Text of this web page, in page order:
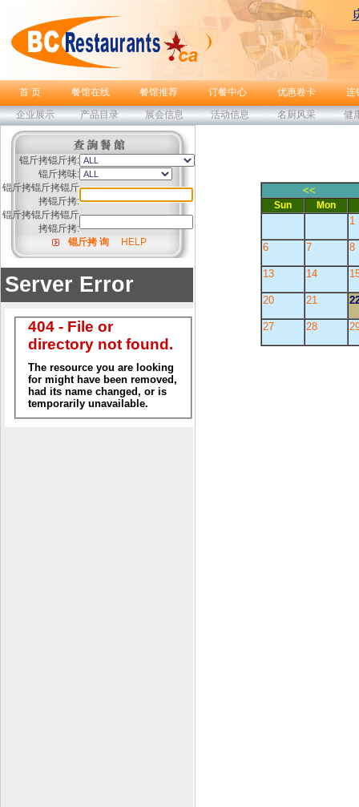
首 页 餐馆在线 餐馆推荐 订餐中心 优惠卷卡
连
企业展示
产品目录 展会信息 活动信息 名厨风采 健
锟斤拷锟斤拷:
锟斤拷味:
锟斤拷锟斤拷锟斤
拷锟斤拷:
锟斤拷锟斤拷锟斤
拷锟斤拷:
锟斤拷 询
HELP
<<
Sun Mon
1
6 7 8
13 14
20 21
27 28